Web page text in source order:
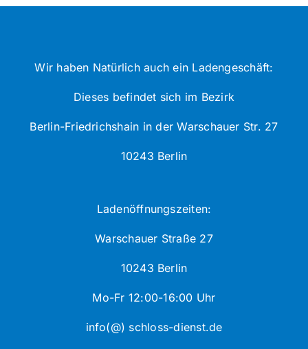
Wir haben Natürlich auch ein Ladengeschäft:
Dieses befindet sich im Bezirk
Berlin-Friedrichshain in der Warschauer Str. 27
10243 Berlin
Ladenöffnungszeiten:
Warschauer Straße 27
10243 Berlin
Mo-Fr 12:00-16:00 Uhr
info(@) schloss-dienst.de